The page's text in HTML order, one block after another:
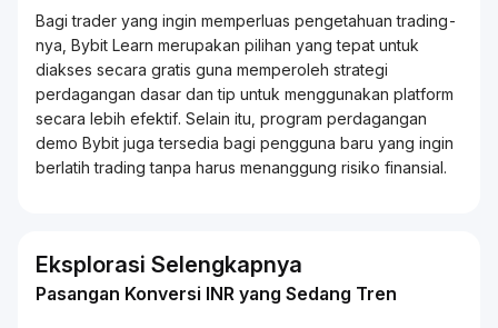
Bagi trader yang ingin memperluas pengetahuantrading-
nya, Bybit Learn merupakan pilihan yang tepat untuk
diakses secara gratis guna memperoleh strategi
perdagangan dasar dan tip untuk menggunakan platform
secara lebih efektif. Selain itu, program perdagangan
demo Bybit juga tersedia bagi pengguna baru yang ingin
berlatihtradingtanpa harus menanggung risiko finansial.
Eksplorasi Selengkapnya
Pasangan Konversi INR yang Sedang Tren